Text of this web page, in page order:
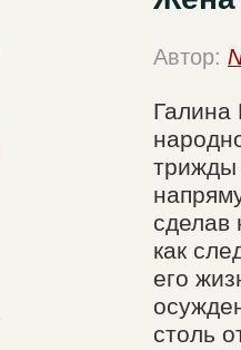
Автор:
Галина
сделав
как
его
столь